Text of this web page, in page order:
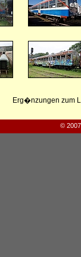
Erg�nzungen zum
©